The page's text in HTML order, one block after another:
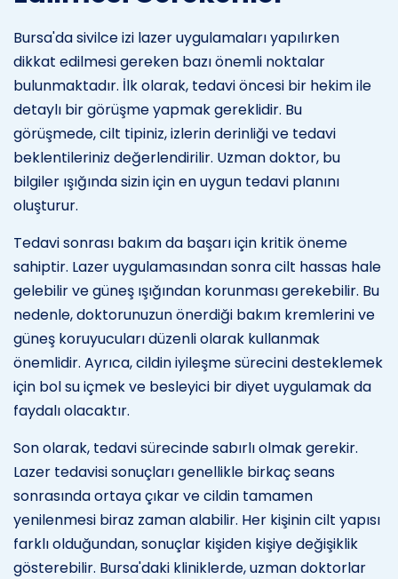
Bursa'da sivilce izi lazer uygulamaları yapılırken
dikkat edilmesi gereken bazı önemli noktalar
bulunmaktadır. İlk olarak, tedavi öncesi bir hekim ile
detaylı bir görüşme yapmak gereklidir. Bu
görüşmede, cilt tipiniz, izlerin derinliği ve tedavi
beklentileriniz değerlendirilir. Uzman doktor, bu
bilgiler ışığında sizin için en uygun tedavi planını
oluşturur.
Tedavi sonrası bakım da başarı için kritik öneme
sahiptir. Lazer uygulamasından sonra cilt hassas hale
gelebilir ve güneş ışığından korunması gerekebilir. Bu
nedenle, doktorunuzun önerdiği bakım kremlerini ve
güneş koruyucuları düzenli olarak kullanmak
önemlidir. Ayrıca, cildin iyileşme sürecini desteklemek
için bol su içmek ve besleyici bir diyet uygulamak da
faydalı olacaktır.
Son olarak, tedavi sürecinde sabırlı olmak gerekir.
Lazer tedavisi sonuçları genellikle birkaç seans
sonrasında ortaya çıkar ve cildin tamamen
yenilenmesi biraz zaman alabilir. Her kişinin cilt yapısı
farklı olduğundan, sonuçlar kişiden kişiye değişiklik
gösterebilir. Bursa'daki kliniklerde, uzman doktorlar